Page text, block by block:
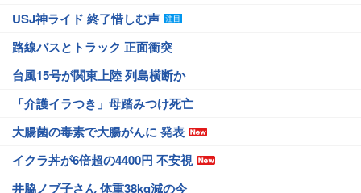
USJ神ライド 終了惜しむ声
路線バスとトラック 正面衝突
台風15号が関東上陸 列島横断か
「介護イラつき」母踏みつけ死亡
大腸菌の毒素で大腸がんに 発表
イクラ丼が6倍超の4400円 不安視
井脇ノブ子さん 体重38kg減の今